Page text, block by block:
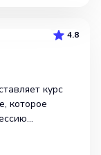
4.8
курс
которое